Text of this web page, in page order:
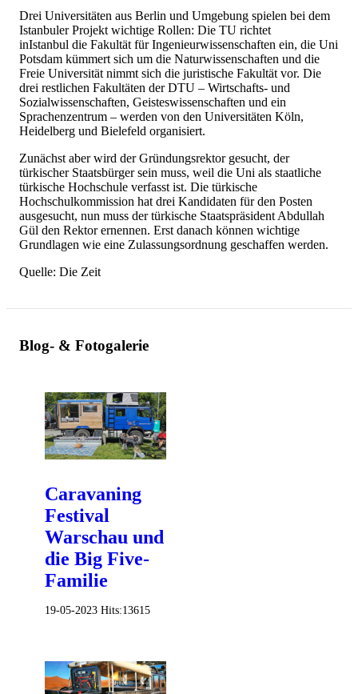
Drei Universitäten aus Berlin und Umgebung spielen bei dem
Istanbuler Projekt wichtige Rollen: Die TU richtet
inIstanbul die Fakultät für Ingenieurwissenschaften ein, die Uni
Potsdam kümmert sich um die Naturwissenschaften und die
Freie Universität nimmt sich die juristische Fakultät vor. Die
drei restlichen Fakultäten der DTU – Wirtschafts- und
Sozialwissenschaften, Geisteswissenschaften und ein
Sprachenzentrum – werden von den Universitäten Köln,
Heidelberg und Bielefeld organisiert.
Zunächst aber wird der Gründungsrektor gesucht, der
türkischer Staatsbürger sein muss, weil die Uni als staatliche
türkische Hochschule verfasst ist. Die türkische
Hochschulkommission hat drei Kandidaten für den Posten
ausgesucht, nun muss der türkische Staatspräsident Abdullah
Gül den Rektor ernennen. Erst danach können wichtige
Grundlagen wie eine Zulassungsordnung geschaffen werden.
Quelle: Die Zeit
Blog- & Fotogalerie
Caravaning
Festival
Warschau und
die Big Five-
Familie
19-05-2023 Hits:13615